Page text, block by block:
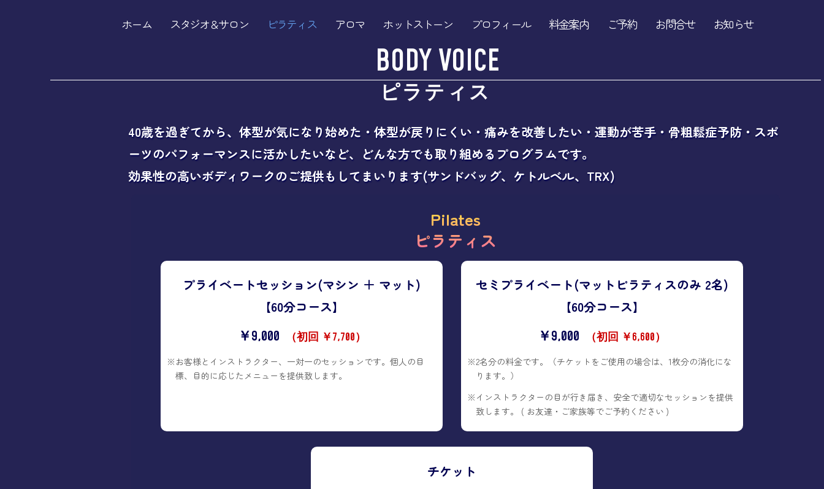
ホーム スタジオ & サロン ピラティス アロマ ホットストーン プロフィール 料金案内 ご予約 お問合せ お知らせ
BODY VOICE
ピラティス
40歳を過ぎてから、体型が気になり始めた・体型が戻りにくい・痛みを改善したい・運動が苦手・骨粗鬆症予防・スポ
ーツのパフォーマンスに活かしたいなど、どんな方でも取り組めるプログラムです。
効果性の高いボディワークのご提供もしてまいります(サンドバッグ、ケトルベル、TRX)
Pilates
ピラティス
プライベートセッション(マシン ＋ マット)
【60分コース】
￥9,000 （初回 ￥7,700）
※お客様とインストラクター、一対一のセッションです。個人の目
標、目的に応じたメニューを提供致します。
セミプライベート(マットピラティスのみ 2名)
【60分コース】
￥9,000 （初回 ￥6,600）
※2名分の料金です。（チケットをご使用の場合は、1枚分の消化にな
ります。）
※インストラクターの目が行き届き、安全で適切なセッションを提供
致します。 ( お友達・ご家族等でご予約ください )
チケット